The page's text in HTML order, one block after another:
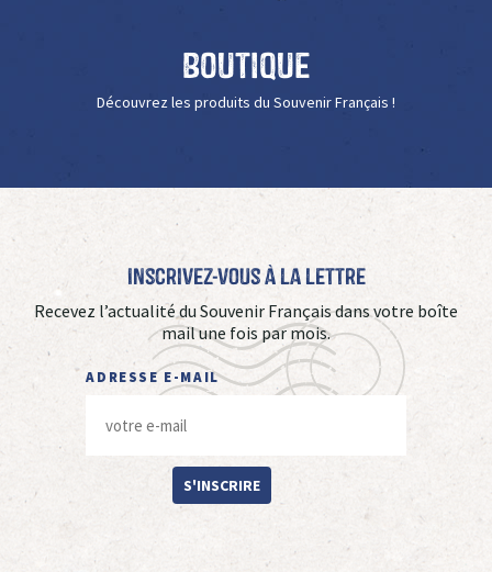
Boutique
Découvrez les produits du Souvenir Français !
Inscrivez-vous à La Lettre
Recevez l’actualité du Souvenir Français dans votre boîte
mail une fois par mois.
ADRESSE E-MAIL
S'INSCRIRE